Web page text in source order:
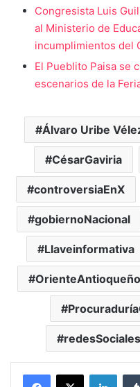
Congresista Luis
al Ministerio de
incumplimientos del
El Pueblito Paisa se
escenarios de la
Álvaro Uribe
CésarGaviria
controversiaEnX
gobiernoNacional
Llaveinformativa
OrienteAntioqueño
redesSociales